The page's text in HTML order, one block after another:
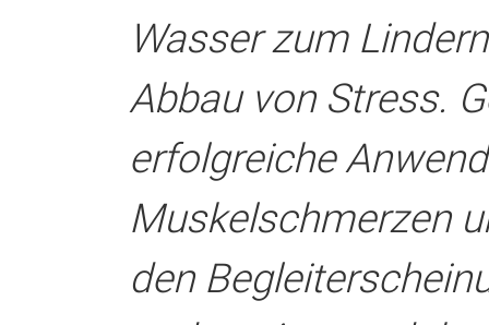
Wasser zum
Abbau von Stress.
erfolgreiche
Muskelschmerzen
den